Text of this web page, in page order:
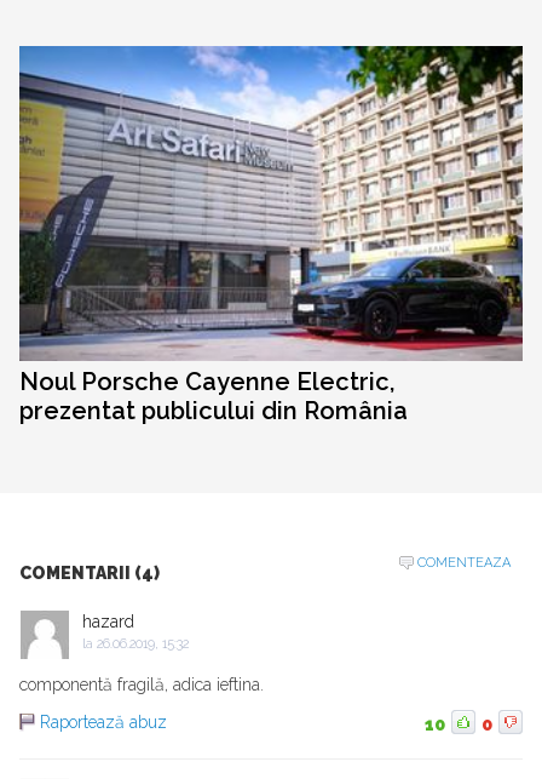
Noul Porsche Cayenne Electric,
prezentat publicului din România
COMENTARII (4)
COMENTEAZA
hazard
la 26.06.2019, 15:32
componentă fragilă, adica ieftina.
Raportează abuz
10 0